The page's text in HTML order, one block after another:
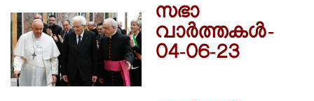
സഭാ
വാർത്തകൾ-
04-06-23